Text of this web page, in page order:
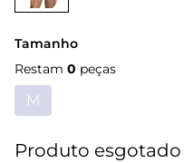
Tamanho
Restam 0 peças
M
Produto esgotado